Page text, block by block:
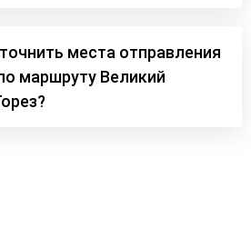
места отправления
маршруту Великий